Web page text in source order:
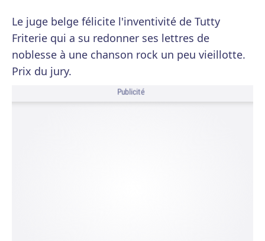
Le juge belge félicite l'inventivité de Tutty
Friterie qui a su redonner ses lettres de
noblesse à une chanson rock un peu vieillotte.
Prix du jury.
Publicité